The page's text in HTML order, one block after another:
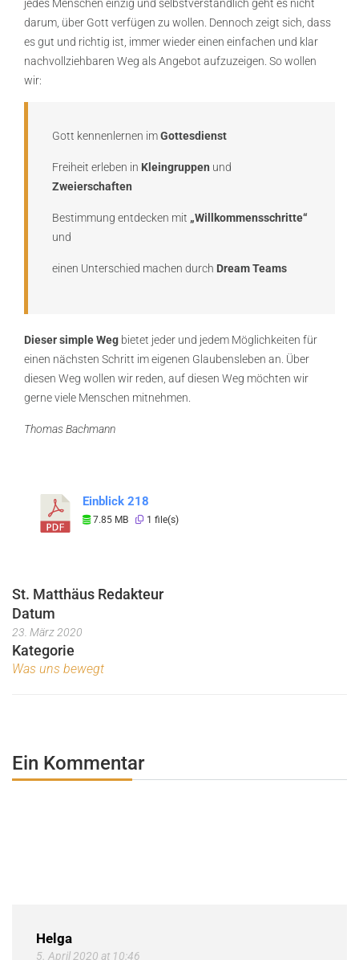
jedes Menschen einzig und selbstverständlich geht es nicht
darum, über Gott verfügen zu wollen. Dennoch zeigt sich, dass
es gut und richtig ist, immer wieder einen einfachen und klar
nachvollziehbaren Weg als Angebot aufzuzeigen. So wollen
wir:
Gott kennenlernen imGottesdienst
Freiheit erleben in Kleingruppen und
Zweierschaften
Bestimmung entdecken mit „Willkommensschritte“
und
einen Unterschied machen durch Dream Teams
Dieser simple Weg bietet jeder und jedem Möglichkeiten für
einen nächsten Schritt im eigenen Glaubensleben an. Über
diesen Weg wollen wir reden, auf diesen Weg möchten wir
gerne viele Menschen mitnehmen.
Thomas Bachmann
Einblick 218
7.85 MB 1 file(s)
St. Matthäus Redakteur
Datum
23. März 2020
Kategorie
Was uns bewegt
Ein Kommentar
Helga
5. April 2020 at 10:46